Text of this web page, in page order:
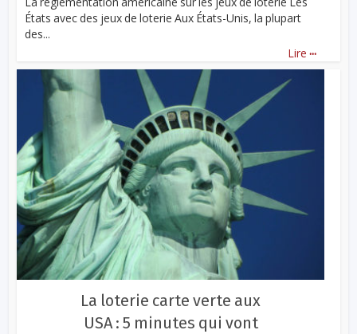
États avec des jeux de loterie Aux États-Unis, la plupart
des...
Lire ...
La loterie carte verte aux
USA : 5 minutes qui vont